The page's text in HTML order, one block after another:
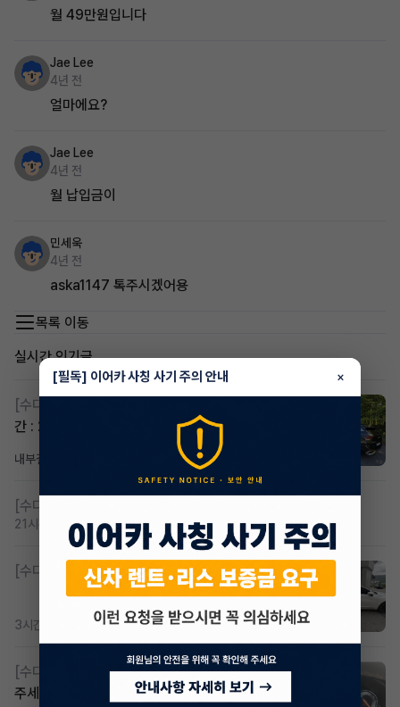
월 49만원입니다
Jae Lee
4년 전
얼마에요?
Jae Lee
4년 전
월 납입금이
민세욱
4년 전
aska1147 톡주시겠어용
목록 이동
실시간 인기글
[수다방]
간 : 26개월)
내부결재 댓글 1
[수다방]
21시간 전 조회 424댓글 2
[수다방] K8 하이브리드 (풀옵션) 758,780원
3시간 전 조회 372댓글 3
[수다방]
Gv70 승계자분 구합니다 지원금 협의연락
주세요
[필독] 이어카 사칭 사기 주의 안내 ×